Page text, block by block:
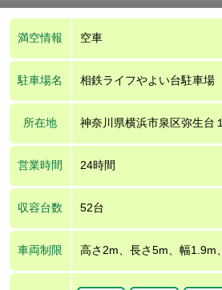
満空情報 空車
駐車場名 相鉄ライフやよい台駐車場
所在地 神奈川県横浜市泉区弥生台
営業時間 24時間
収容台数 52台
車両制限 高さ2m、長さ5m、幅1.9m